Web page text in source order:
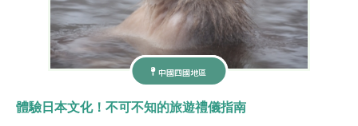
中國四國地區
體驗日本文化！不可不知的旅遊禮儀指南